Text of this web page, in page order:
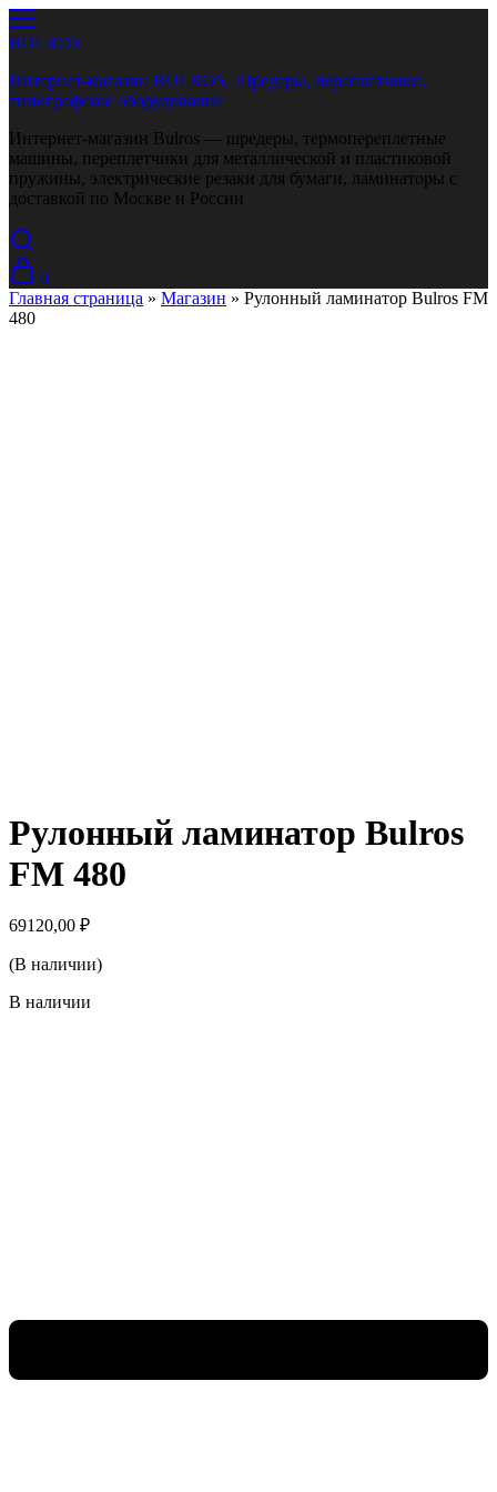
BULROS
Интернет-магазин BULROS. Шредеры, переплетчики,
типографское оборудование
Интернет-магазин Bulros — шредеры, термопереплетные
машины, переплетчики для металлической и пластиковой
пружины, электрические резаки для бумаги, ламинаторы с
доставкой по Москве и России
0
Главная страница » Магазин » Рулонный ламинатор Bulros FM
480
Рулонный ламинатор Bulros
FM 480
69120,00 ₽
(В наличии)
В наличии